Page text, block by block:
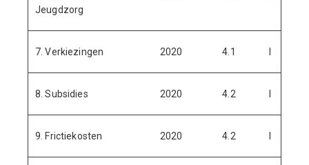
Jeugdzorg
7. Verkiezingen 2020 4.1
8. Subsidies 2020 4.2
9. Frictiekosten 2020 4.2